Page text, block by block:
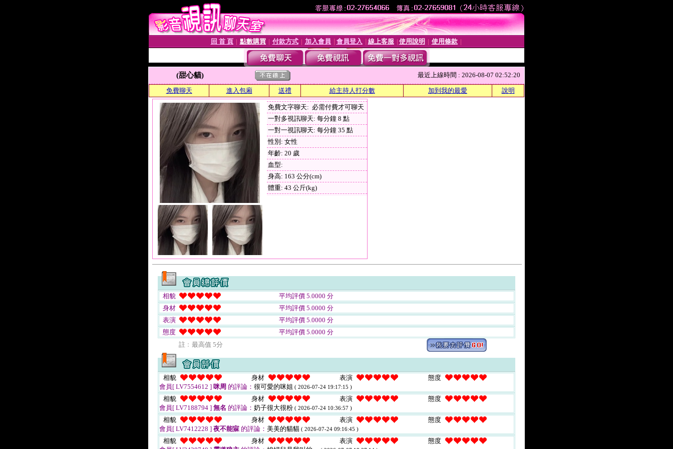
回 首 頁 點數購買│ 付款方式│ 加入會員 會員登入 線上客服 使用說明 使用條款│
(甜心貓) 最近上線時間 : 2026-08-07 02:52:20
免費聊天 進入包廂 送禮 給主持人打分數 加到我的最愛 說明
免費文字聊天: 必需付費才可聊天
一對多視訊聊天: 每分鐘 8 點
一對一視訊聊天: 每分鐘 35 點
性別: 女性
年齡: 20 歲
血型:
身高: 163 公分(cm)
體重: 43 公斤(kg)
相貌
平均評價 5.0000 分
身材
平均評價 5.0000 分
表演
平均評價 5.0000 分
態度
平均評價 5.0000 分
註﹕最高值 5分
相貌 身材 表演
態度
會員[ LV7554612 ] 咪周 的評論： 很可愛的咪姐 ( 2026-07-24 19:17:15 )
相貌 身材 表演
態度
會員[ LV7188794 ] 無名 的評論： 奶子很大很粉 ( 2026-07-24 10:36:57 )
相貌 身材 表演
態度
會員[ LV7412228 ] 夜不能寐 的評論： 美美的貓貓 ( 2026-07-24 09:16:45 )
相貌 身材 表演
態度